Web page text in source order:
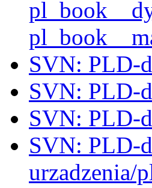
SVN: PLD-
SVN: PLD-
SVN: PLD-
SVN: PLD-
urzadzenia/